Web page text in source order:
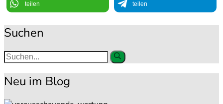
teilen teilen
Suchen
Neu im Blog